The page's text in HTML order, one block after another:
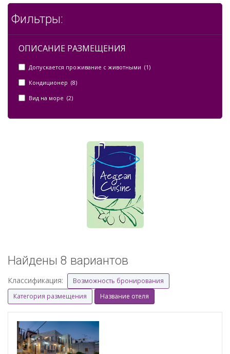
Фильтры:
ОПИСАНИЕ РАЗМЕЩЕНИЯ
Допускается проживание с животными (1)
Кондиционер (8)
Вид на море (2)
Найдены 8 вариантов
Классификация:
Возможность бронирования
Категория размещения
Название отеля